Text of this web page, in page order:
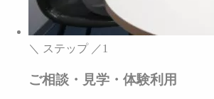
＼ ステップ ／1
ご相談・見学・体験利用